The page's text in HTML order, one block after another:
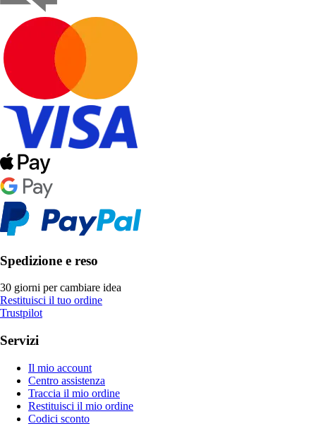
Spedizione e reso
30 giorni per cambiare idea
Restituisci il tuo ordine
Trustpilot
Servizi
Il mio account
Centro assistenza
Traccia il mio ordine
Restituisci il mio ordine
Codici sconto